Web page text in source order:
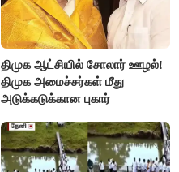
திமுக ஆட்சியில் சோலார் ஊழல்!
திமுக அமைச்சர்கள் மீது
அடுக்கடுக்கான புகார்